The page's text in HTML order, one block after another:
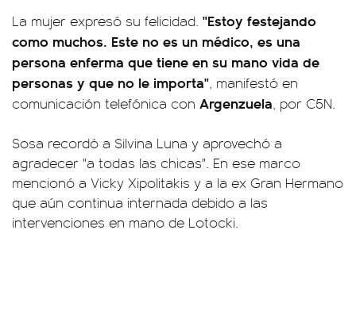
La mujer expresó su felicidad. "Estoy festejando
como muchos. Este no es un médico, es una
persona enferma que tiene en su mano vida de
personas y que no le importa", manifestó en
comunicación telefónica con Argenzuela, por C5N.
Sosa recordó a Silvina Luna y aprovechó a
agradecer "a todas las chicas". En ese marco
mencionó a Vicky Xipolitakis y a la ex Gran Hermano
que aún continua internada debido a las
intervenciones en mano de Lotocki.